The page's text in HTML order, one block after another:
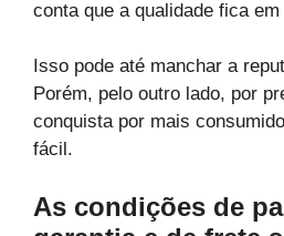
conta que a qualidade fica
Isso pode até manchar a
Porém, pelo outro lado, por
conquista por mais
fácil.
As condições de